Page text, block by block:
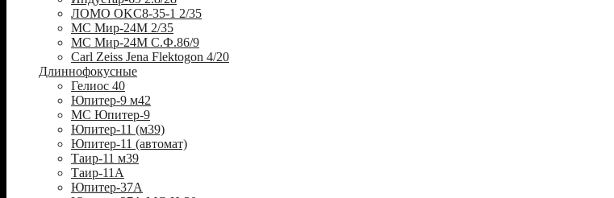
ЛОМО OKC8-35-1 2/35
МС Мир-24М 2/35
МС Мир-24М С.Ф.86/9
Carl Zeiss Jena Flektogon 4/20
Длиннофокусные
Гелиос 40
Юпитер-9 м42
МС Юпитер-9
Юпитер-11 (м39)
Юпитер-11 (автомат)
Таир-11 м39
Таир-11А
Юпитер-37А